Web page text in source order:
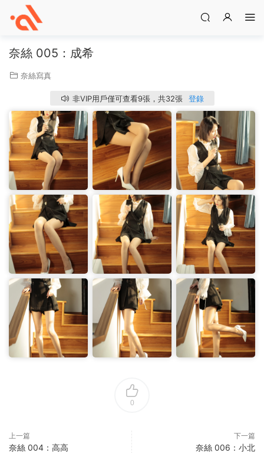
奈絲 005：成希
奈絲寫真
非VIP用戶僅可查看9張，共32張 登錄
0
上一篇
奈絲 004：高高
下一篇
奈絲 006：小北